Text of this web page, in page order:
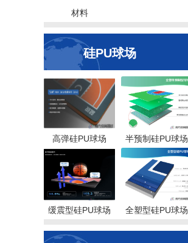
材料
硅PU球场
高弹硅PU球场 半预制硅PU球场
缓震型硅PU球场 全塑型硅PU球场